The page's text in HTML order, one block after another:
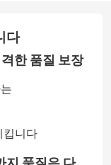
다
한 품질 보장
킵니다